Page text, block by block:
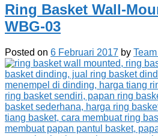
Ring Basket Wall-
WBG-03
Posted on 6 Februari 2017 by